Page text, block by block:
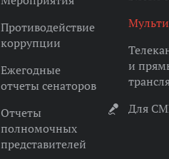
Противодействие
коррупции
Ежегодные
отчеты сенаторов
Отчеты
полномочных
представителей
и
Для